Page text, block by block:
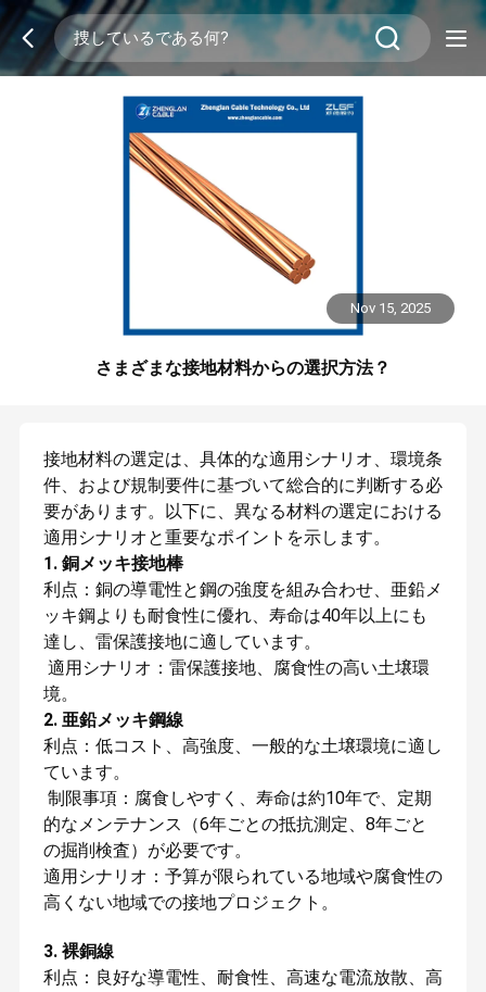
Nov 15, 2025
さまざまな接地材料からの選択方法？
接地材料の選定は、具体的な適用シナリオ、環境条
件、および規制要件に基づいて総合的に判断する必
要があります。以下に、異なる材料の選定における
適用シナリオと重要なポイントを示します。
1. 銅メッキ接地棒
利点：銅の導電性と鋼の強度を組み合わせ、亜鉛メ
ッキ鋼よりも耐食性に優れ、寿命は40年以上にも
達し、雷保護接地に適しています。
適用シナリオ：雷保護接地、腐食性の高い土壌環
境。
2. 亜鉛メッキ鋼線
利点：低コスト、高強度、一般的な土壌環境に適し
ています。
制限事項：腐食しやすく、寿命は約10年で、定期
的なメンテナンス（6年ごとの抵抗測定、8年ごと
の掘削検査）が必要です。
適用シナリオ：予算が限られている地域や腐食性の
高くない地域での接地プロジェクト。
3. 裸銅線
利点：良好な導電性、耐食性、高速な電流放散、高